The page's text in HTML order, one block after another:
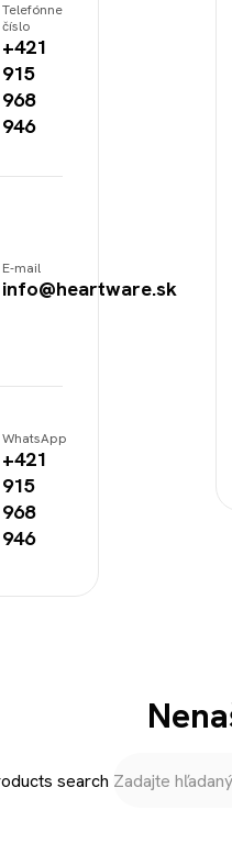
Telefónne
číslo
+421
915
968
946
E-mail
info@heartware.sk
WhatsApp
+421
915
968
946
search